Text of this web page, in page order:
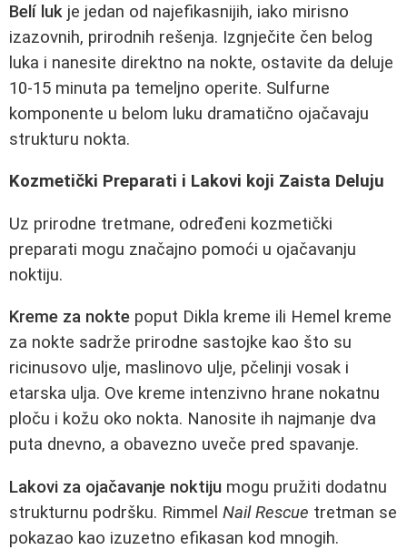
Belí luk je jedan od najefikasnijih, iako mirisno
izazovnih, prirodnih rešenja. Izgnječite čen belog
luka i nanesite direktno na nokte, ostavite da deluje
10-15 minuta pa temeljno operite. Sulfurne
komponente u belom luku dramatično ojačavaju
strukturu nokta.
Kozmetički Preparati i Lakovi koji Zaista Deluju
Uz prirodne tretmane, određeni kozmetički
preparati mogu značajno pomoći u ojačavanju
noktiju.
Kreme za nokte poput Dikla kreme ili Hemel kreme
za nokte sadrže prirodne sastojke kao što su
ricinusovo ulje, maslinovo ulje, pčelinji vosak i
etarska ulja. Ove kreme intenzivno hrane nokatnu
ploču i kožu oko nokta. Nanosite ih najmanje dva
puta dnevno, a obavezno uveče pred spavanje.
Lakovi za ojačavanje noktiju mogu pružiti dodatnu
strukturnu podršku. Rimmel Nail Rescue tretman se
pokazao kao izuzetno efikasan kod mnogih.